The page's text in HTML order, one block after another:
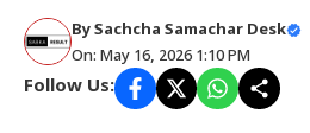
BySachcha Samachar Desk
On: May 16, 2026 1:10 PM
Follow Us: